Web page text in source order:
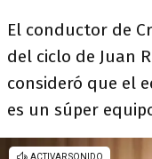
El conductor de
del ciclo de Juan
consideró que el
es un súper